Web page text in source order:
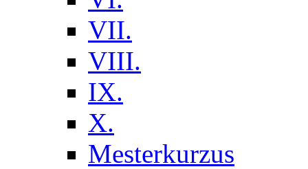
VII.
VIII.
IX.
X.
Mesterkurzus